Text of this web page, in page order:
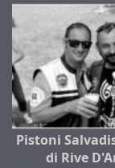
Pistoni
di Rive